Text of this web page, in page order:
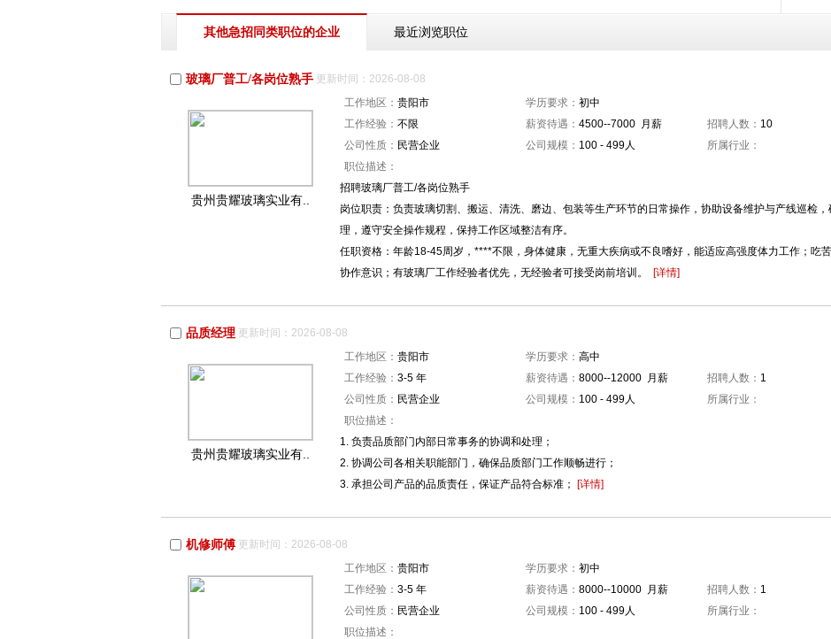
其他急招同类职位的企业 最近浏览职位
玻璃厂普工/各岗位熟手 更新时间：2026-08-08
贵州贵耀玻璃实业有..
工作地区： 贵阳市 学历要求： 初中
工作经验： 不限 薪资待遇： 4500--7000 月薪 招聘人数： 10
公司性质： 民营企业 公司规模： 100 - 499人
所属行业：
职位描述：
招聘玻璃厂普工/各岗位熟手
岗位职责：负责玻璃切割、搬运、清洗、磨边、包装等生产环节的日常操作，协助设备维护与产线巡检
理，遵守安全操作规程，保持工作区域整洁有序。
任职资格：年龄18-45周岁，****不限，身体健康，无重大疾病或不良嗜好，能适应高强度体力工作；吃
协作意识；有玻璃厂工作经验者优先，无经验者可接受岗前培训。 [详情]
品质经理 更新时间：2026-08-08
贵州贵耀玻璃实业有..
工作地区： 贵阳市 学历要求： 高中
工作经验： 3-5 年 薪资待遇： 8000--12000 月薪 招聘人数： 1
公司性质： 民营企业 公司规模： 100 - 499人
所属行业：
职位描述：
1. 负责品质部门内部日常事务的协调和处理；
2. 协调公司各相关职能部门，确保品质部门工作顺畅进行；
3. 承担公司产品的品质责任，保证产品符合标准； [详情]
机修师傅 更新时间：2026-08-08
工作地区： 贵阳市 学历要求： 初中
工作经验： 3-5 年 薪资待遇： 8000--10000 月薪 招聘人数： 1
公司性质： 民营企业 公司规模： 100 - 499人
所属行业：
职位描述：